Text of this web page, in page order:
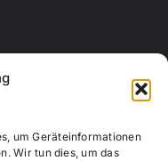
um Geräteinformationen
Wir tun dies, um das